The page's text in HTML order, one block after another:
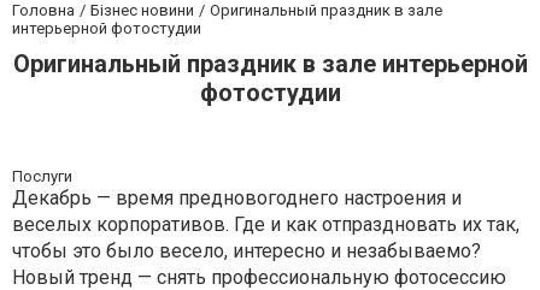
Головна Бізнес новини
Оригинальный праздник в зале
интерьерной фотостудии
Оригинальный праздник в зале интерьерной
фотостудии
Послуги
Декабрь — время предновогоднего настроения и
веселых корпоративов. Где и как отпраздновать их так,
чтобы это было весело, интересно и незабываемо?
Новый тренд — снять профессиональную фотосессию